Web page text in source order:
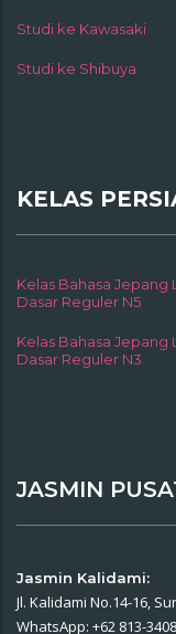
Studi ke Kawasaki
Studi ke Shibuya
KELAS
Kelas Bahasa Jepang
Dasar Reguler N5
Kelas Bahasa Jepang
Dasar Reguler N3
JASMIN
Jasmin Kalidami:
Jl. Kalidami No.14-16,
WhatsApp: +62 813-